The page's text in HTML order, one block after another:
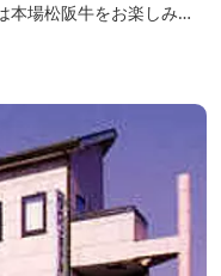
場松阪牛をお楽しみい